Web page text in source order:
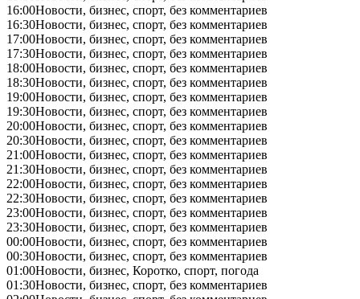
16:00Новости, бизнес, спорт, без комментариев
16:30Новости, бизнес, спорт, без комментариев
17:00Новости, бизнес, спорт, без комментариев
17:30Новости, бизнес, спорт, без комментариев
18:00Новости, бизнес, спорт, без комментариев
18:30Новости, бизнес, спорт, без комментариев
19:00Новости, бизнес, спорт, без комментариев
19:30Новости, бизнес, спорт, без комментариев
20:00Новости, бизнес, спорт, без комментариев
20:30Новости, бизнес, спорт, без комментариев
21:00Новости, бизнес, спорт, без комментариев
21:30Новости, бизнес, спорт, без комментариев
22:00Новости, бизнес, спорт, без комментариев
22:30Новости, бизнес, спорт, без комментариев
23:00Новости, бизнес, спорт, без комментариев
23:30Новости, бизнес, спорт, без комментариев
00:00Новости, бизнес, спорт, без комментариев
00:30Новости, бизнес, спорт, без комментариев
01:00Новости, бизнес, Коротко, спорт, погода
01:30Новости, бизнес, спорт, без комментариев